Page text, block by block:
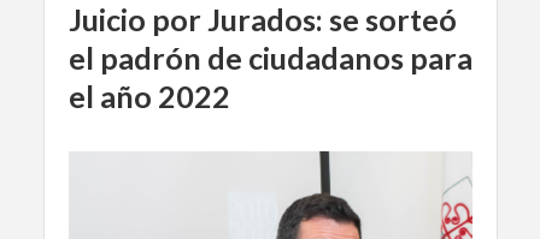
Juicio por Jurados: se sorteó
el padrón de ciudadanos para
el año 2022